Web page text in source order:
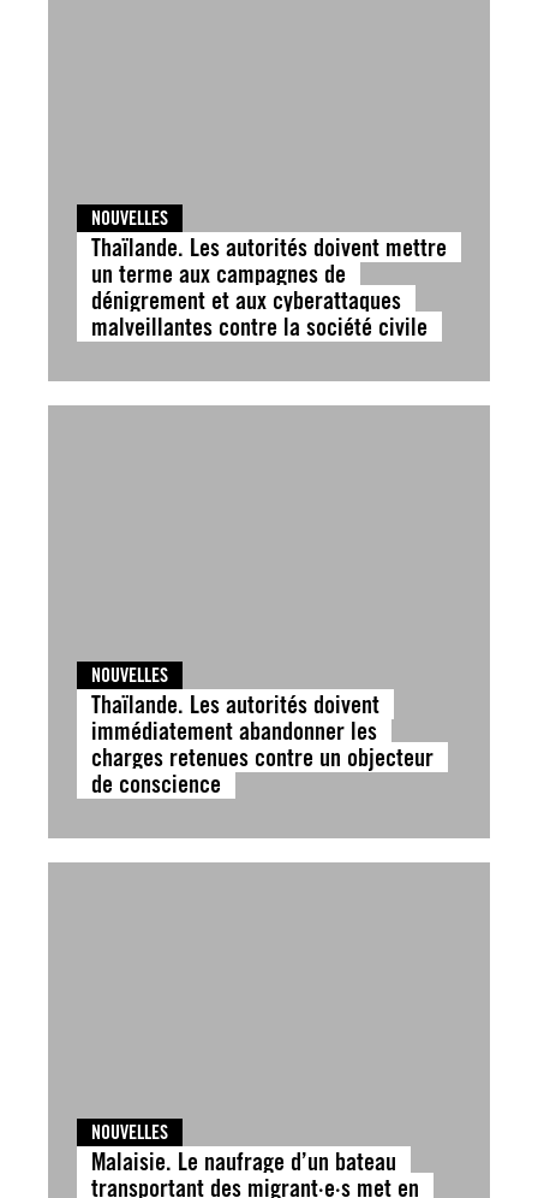
NOUVELLES
Thaïlande. Les autorités doivent mettre
un terme aux campagnes de
dénigrement et aux cyberattaques
malveillantes contre la société civile
NOUVELLES
Thaïlande. Les autorités doivent
immédiatement abandonner les
charges retenues contre un objecteur
de conscience
NOUVELLES
Malaisie. Le naufrage d’un bateau
transportant des migrant·e·s met en